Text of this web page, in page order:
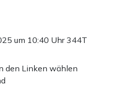
um 10:40 Uhr344T
den Linken wählen